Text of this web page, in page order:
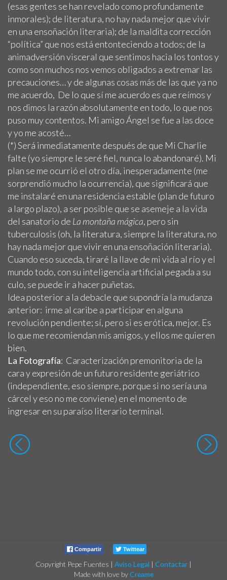
(esas gentes se han revelado como profundamente
inmorales); de literatura, no hay nada mejor que vivir
en una ensoñación literaria); de la maldita corrección
“política” que nos está entonteciendo a todos; de la
animadversión visceral que sentimos hacia los tontos y
como son muchos nos vemos obligados a extremar las
precauciones… y de algunas cosas más de las que ya no
me acuerdo, De lo que sí me acuerdo es que reímos y
nos dimos la razón absolutamente en todo, lo que nos
puso muy contentos. Mi amigo Ángel se fue a las doce
y yo me acosté…
(*) Será inmediatamente después de que Mi Charlie
falte (yo siempre le seré fiel, nunca lo abandonaré). Mi
plan se me ocurrió el otro día, inesperadamente (me
sorprendió mucho la ocurrencia), que significará que
me instalaré en una residencia estable (plan de futuro
a largo plazo), a ser posible que se asemeje a la vida
del sanatorio de La montaña mágica, pero sin
tuberculosis (oh, la literatura, siempre la literatura, no
hay nada mejor que vivir en una ensoñación literaria).
Cuando eso suceda, tiraré la llave de mi vida al río y el
mundo todo, con su inteligencia artificial pegada a su
culo, se puede ir a hacer puñetas.
Idea posterior a la debacle que supondría la mudanza
anterior: irme al caribe a participar en alguna
revolución pendiente; sí, pero si es erótica, mejor. Es
lo que me recomiendan mis amigos, y ellos me quieren
bien.
La Fotografía: Caracterización premonitoria de la
cara y expresión de un futuro residente geriátrico
(independiente, eso siempre, porque si no sería una
cárcel y eso no me conviene) en el momento de
ingresar en su paraíso literario terminal.
Compartir Twittear
Copyright Pepe Fuentes | Aviso Legal | Contactar |
Made with love byCreame